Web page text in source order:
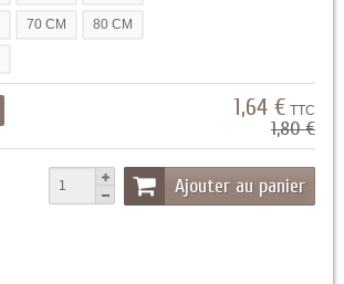
70 CM 80 CM
1,64 € TTC
1,80 €
Ajouter au panier